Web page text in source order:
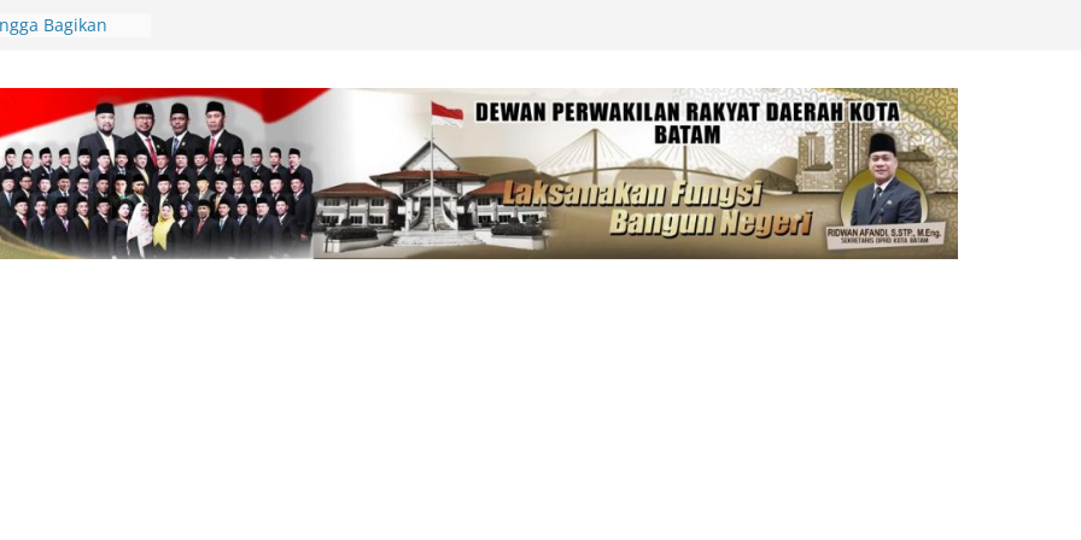
Bagikan
Jadi
Tegaskan
Turun
Resmi
Beranda Negeri:
atas
PWI dalam